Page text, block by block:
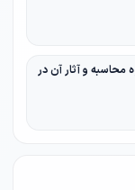
و آثار آن در